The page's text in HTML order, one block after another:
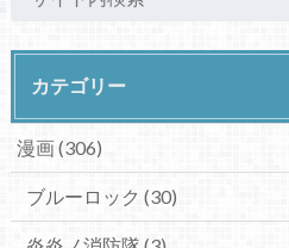
カテゴリー
漫画(306)
ブルーロック (30)